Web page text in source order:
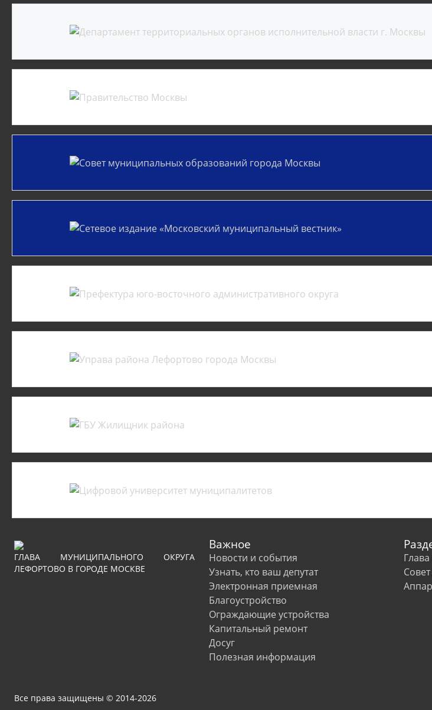
ГЛАВА МУНИЦИПАЛЬНОГО ОКРУГА
ЛЕФОРТОВО В ГОРОДЕ МОСКВЕ
Важное
Новости и события
Узнать, кто ваш депутат
Электронная приемная
Благоустройство
Ограждающие устройства
Капитальный ремонт
Досуг
Полезная информация
Все права защищены © 2014-2026